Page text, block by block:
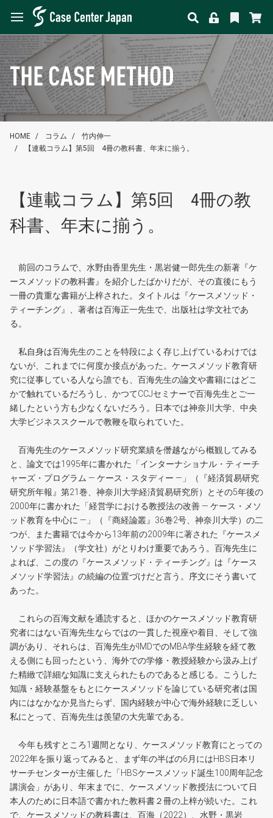
THE CASE METHOD
HOME コラム
竹内伸一
【連載コラム】第5回 4冊の教科書、年末に揃う。
【連載コラム】第5回 4冊の教
科書、年末に揃う。
前回のコラムで、水野由香里先生・黒岩健一郎先生の新著『ケ
ースメソッドの教科書』を紹介したばかりだが、その直後にもう
一冊の貴重な書籍が上梓された。タイトルは『ケースメソッド・
ティーチング』、著者は百海正一先生で、出版社は学文社であ
る。
私自身は百海先生のことを特段によく存じ上げているわけでは
ないが、これまでに何度か接点があった。ケースメソッド教育研
究に従事している人なら誰でも、百海先生の論文や書籍にはどこ
かで触れているだろうし、かつてCCJセミナーで百海先生とご一
緒したという方も少なくないだろう。日本では神奈川大学、中央
大学ビジネススクールで教鞭を取られていた。
百海先生のケースメソッド研究業績を僭越ながら概観してみる
と、論文では1995年に書かれた「インターナショナル・ティーチ
ャーズ・プログラム ― ケース・スタディー ―」（『経済貿易研究
研究所年報』第21巻、神奈川大学経済貿易研究所）とその5年後の
2000年に書かれた「経営学における教授法の改善 ― ケース・メソ
ッド教育を中心に ―」（『商経論叢』36巻2号、神奈川大学）の二
つが、また書籍では今から13年前の2009年に著された『ケースメ
ソッド学習法』（学文社）がとりわけ重要であろう。百海先生に
よれば、この度の『ケースメソッド・ティーチング』は『ケース
メソッド学習法』の続編の位置づけだと言う。序文にそう書いて
あった。
これらの百海文献を通読すると、ほかのケースメソッド教育研
究者にはない百海先生ならではの一貫した視座や着目、そして強
調があり、それらは、百海先生がIMDでのMBA学生経験を経て教
える側にも回ったという、海外での学修・教授経験から汲み上げ
た精緻で詳細な知識に支えられたものであると感じる。こうした
知識・経験基盤をもとにケースメソッドを論じている研究者は国
内にはなかなか見当たらず、国内経験が中心で海外経験に乏しい
私にとって、百海先生は羨望の大先輩である。
今年も残すところ1週間となり、ケースメソッド教育にとっての
2022年を振り返ってみると、まず年の半ばの6月にはHBS日本リ
サーチセンターが主催した「HBSケースメソッド誕生100周年記念
講演会」があり、年末までに、ケースメソッド教授法について日
本人のために日本語で書かれた教科書２冊の上梓が続いた。これ
で、ケースメソッドの教科書は、百海（2022）、水野・黒岩